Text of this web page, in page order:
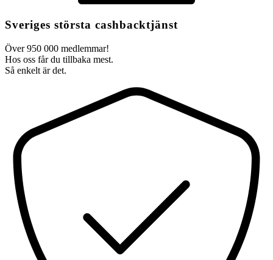
Sveriges största cashbacktjänst
Över 950 000 medlemmar!
Hos oss får du tillbaka mest.
Så enkelt är det.